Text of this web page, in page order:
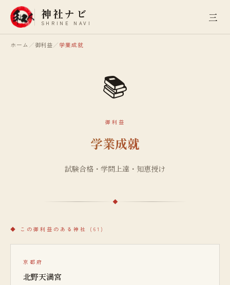
神社ナビ
SHRINE NAVI 三
ホーム ／御利益／学業成就
📚
御利益
学業成就
試験合格・学問上達・知恵授け
◆ この御利益のある神社 ( 61 )
京都府
北野天満宮